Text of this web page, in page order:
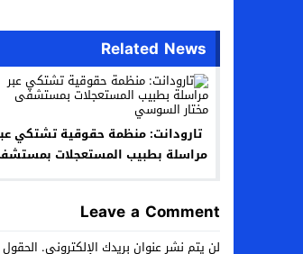
Related News
تارودانت:
مراسلة بطبيب المستعجلات
Leave a Comment
لن يتم نشر عنوان بريدك الإلكتروني. الحقول